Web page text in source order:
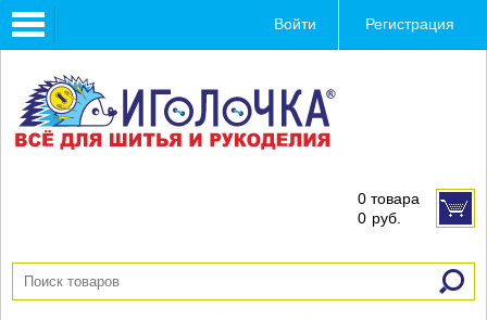
Toggle
navigation
Войти Регистрация
0 товара
0 руб.